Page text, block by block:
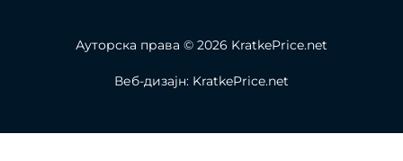
Ауторска права © 2026 KratkePrice.net
Веб-дизајн: KratkePrice.net